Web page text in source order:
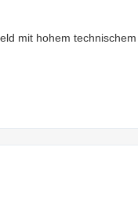
mit hohem technischem